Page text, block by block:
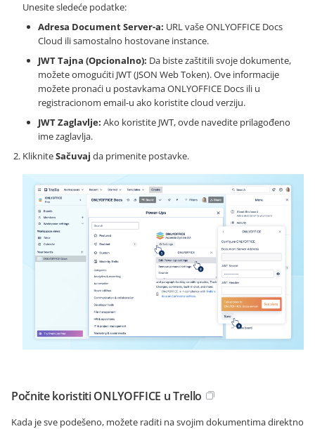
Unesite sledeće podatke:
Adresa Document Server-a: URL vaše ONLYOFFICE Docs
Cloud ili samostalno hostovane instance.
JWT Tajna (Opcionalno): Da biste zaštitili svoje dokumente,
možete omogućiti JWT (JSON Web Token). Ove informacije
možete pronaći u postavkama ONLYOFFICE Docs ili u
registracionom email-u ako koristite cloud verziju.
JWT Zaglavlje: Ako koristite JWT, ovde navedite prilagođeno
ime zaglavlja.
KlikniteSačuvaj da primenite postavke.
Počnite koristiti ONLYOFFICE u Trello
Kada je sve podešeno, možete raditi na svojim dokumentima direktno